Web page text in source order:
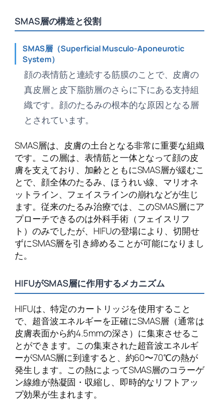
SMAS層の構造と役割
SMAS層（Superficial Musculo-Aponeurotic
System）
顔の表情筋と連続する筋膜のことで、皮膚の
真皮層と皮下脂肪層のさらに下にある支持組
織です。顔のたるみの根本的な原因となる層
とされています。
SMAS層は、皮膚の土台となる非常に重要な組織
です。この層は、表情筋と一体となって顔の皮
膚を支えており、加齢とともにSMAS層が緩むこ
とで、顔全体のたるみ、ほうれい線、マリオネ
ットライン、フェイスラインの崩れなどが生じ
ます。従来のたるみ治療では、このSMAS層にア
プローチできるのは外科手術（フェイスリフ
ト）のみでしたが、HIFUの登場により、切開せ
ずにSMAS層を引き締めることが可能になりまし
た。
HIFUがSMAS層に作用するメカニズム
HIFUは、特定のカートリッジを使用すること
で、超音波エネルギーを正確にSMAS層（通常は
皮膚表面から約4.5mmの深さ）に集束させるこ
とができます。この集束された超音波エネルギ
ーがSMAS層に到達すると、約60〜70℃の熱が
発生します。この熱によってSMAS層のコラーゲ
ン線維が熱凝固・収縮し、即時的なリフトアッ
プ効果が生まれます。